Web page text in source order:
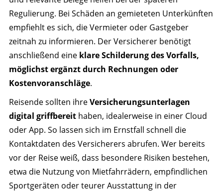
Regulierung. Bei Schäden an gemieteten Unterkünften
empfiehlt es sich, die Vermieter oder Gastgeber
zeitnah zu informieren. Der Versicherer benötigt
anschließend eine klare Schilderung des Vorfalls,
möglichst ergänzt durch Rechnungen oder
Kostenvoranschläge.
Reisende sollten ihreVersicherungsunterlagen
digital griffbereithaben, idealerweise in einer Cloud
oder App. So lassen sich im Ernstfall schnell die
Kontaktdaten des Versicherers abrufen. Wer bereits
vor der Reise weiß, dass besondere Risiken bestehen,
etwa die Nutzung von Mietfahrrädern, empfindlichen
Sportgeräten oder teurer Ausstattung in der